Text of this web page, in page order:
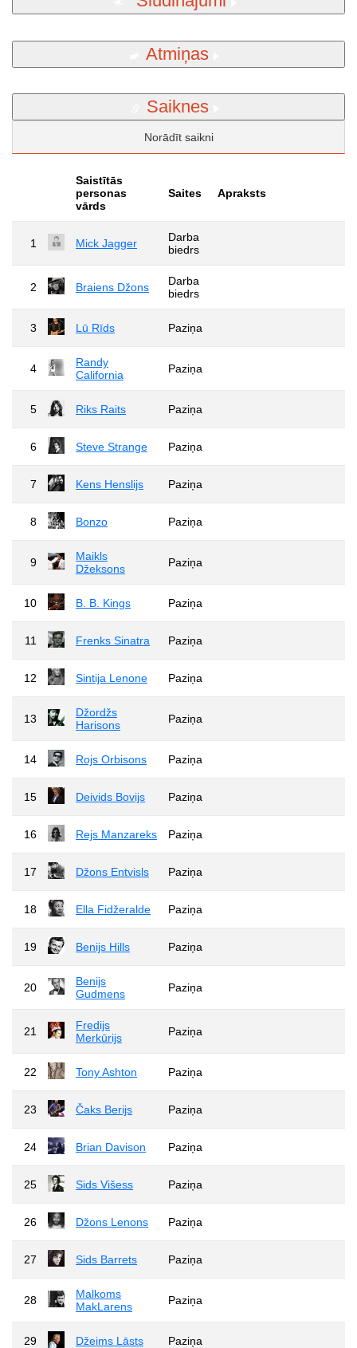
Atmiņas
Saiknes
Norādīt saikni
Saistītās
personas
vārds
Saites Apraksts
1 Mick Jagger
Darba
biedrs
2 Braiens Džons
Darba
biedrs
3 Lū Rīds Paziņa
4
Randy
California
Paziņa
5 Riks Raits Paziņa
6 Steve Strange Paziņa
7 Kens Henslijs Paziņa
8 Bonzo Paziņa
9
Maikls
Džeksons
Paziņa
10 B. B. Kings Paziņa
11 Frenks Sinatra Paziņa
12 Sintija Lenone Paziņa
13
Džordžs
Harisons
Paziņa
14 Rojs Orbisons Paziņa
15 Deivids Bovijs Paziņa
16 Rejs Manzareks Paziņa
17 Džons Entvisls Paziņa
18 Ella Fidžeralde Paziņa
19 Benijs Hills Paziņa
20
Benijs
Gudmens
Paziņa
21
Fredijs
Merkūrijs
Paziņa
22 Tony Ashton Paziņa
23 Čaks Berijs Paziņa
24 Brian Davison Paziņa
25 Sids Višess Paziņa
26 Džons Lenons Paziņa
27 Sids Barrets Paziņa
28
Malkoms
MakLarens
Paziņa
29 Džeims Lāsts Paziņa